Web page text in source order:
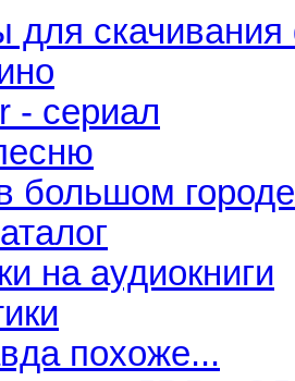
для
- сериал
большом городе
на аудиокниги
похоже...